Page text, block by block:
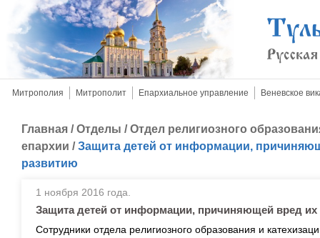
Митрополия Митрополит Епархиальное управление Веневское
Главная /Отделы /Отдел религиозного
епархии /Защита детей от информации,
развитию
1 ноября 2016 года.
Защита детей от информации, причиняющей вред
Сотрудники отдела религиозного образования и